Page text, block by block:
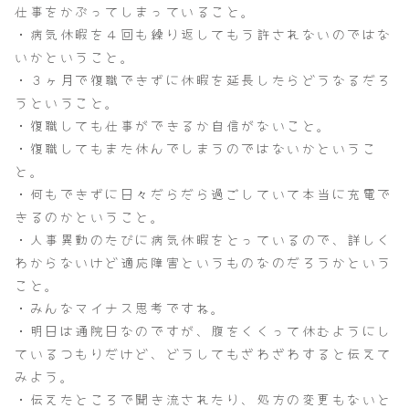
仕事をかぶってしまっていること。
・病気休暇を４回も繰り返してもう許されないのではな
いかということ。
・３ヶ月で復職できずに休暇を延長したらどうなるだろ
うということ。
・復職しても仕事ができるか自信がないこと。
・復職してもまた休んでしまうのではないかというこ
と。
・何もできずに日々だらだら過ごしていて本当に充電で
きるのかということ。
・人事異動のたびに病気休暇をとっているので、詳しく
わからないけど適応障害というものなのだろうかという
こと。
・みんなマイナス思考ですね。
・明日は通院日なのですが、腹をくくって休むようにし
ているつもりだけど、どうしてもざわざわすると伝えて
みよう。
・伝えたところで聞き流されたり、処方の変更もないと